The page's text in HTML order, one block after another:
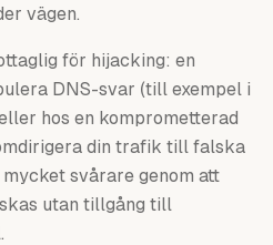
vägen.
för hijacking: en
DNS-svar (till exempel i
hos en komprometterad
din trafik till falska
svårare genom att
utan tillgång till